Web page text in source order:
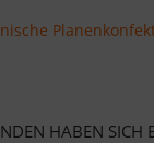
HABEN SICH